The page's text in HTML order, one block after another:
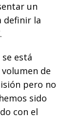
un
definir la
está
de
pero no
sido
con el